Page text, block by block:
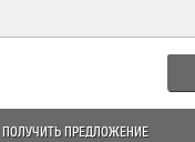
ПОЛУЧИТЬ ПРЕДЛОЖЕНИЕ